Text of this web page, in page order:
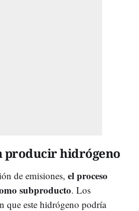
producir hidrógeno
de emisiones, el proceso
subproducto. Los
que este hidrógeno podría